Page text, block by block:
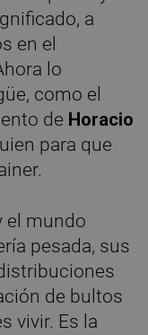
a
en el
lo
como el
de Horacio
para que
el mundo
pesada, sus
de bultos
vivir. Es la